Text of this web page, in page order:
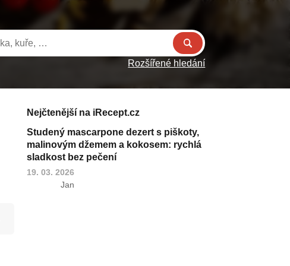
Rozšířené hledání
Nejčtenější na iRecept.cz
Studený mascarpone dezert s piškoty,
malinovým džemem a kokosem: rychlá
sladkost bez pečení
19. 03. 2026
Jan